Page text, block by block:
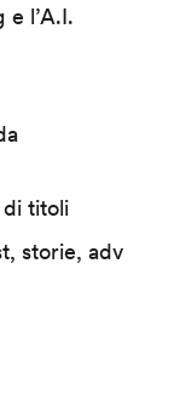
e l’A.I.
di titoli
storie, adv